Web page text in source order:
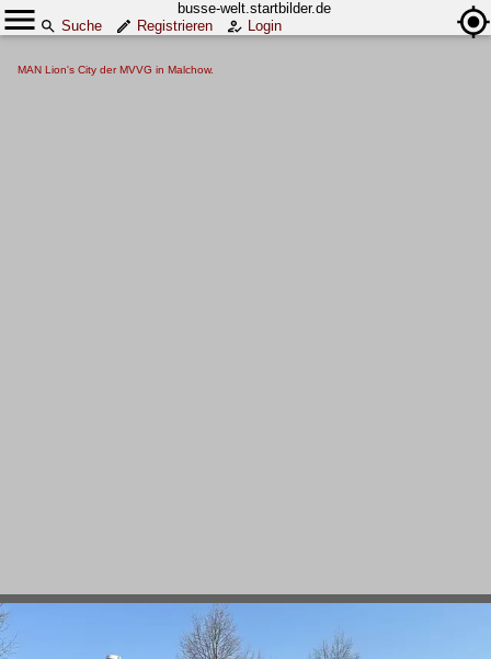
busse-welt.startbilder.de
Suche
Registrieren Login
MAN Lion's City der MVVG in Malchow.